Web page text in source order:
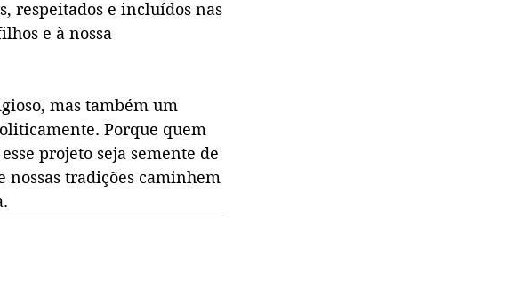
respeitados e incluídos nas
e à nossa
mas também um
Porque quem
projeto seja semente de
tradições caminhem